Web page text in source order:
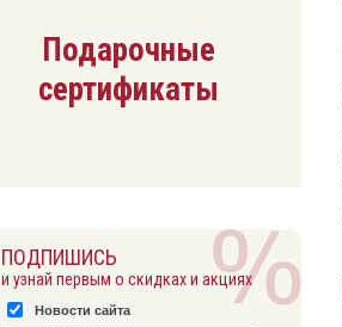
Подарочные
сертификаты
ПОДПИШИСЬ
и узнай первым о скидках и акциях
Новости сайта